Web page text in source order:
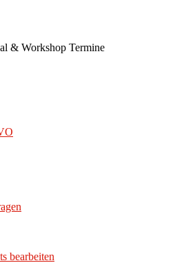
& Workshop Termine
bearbeiten